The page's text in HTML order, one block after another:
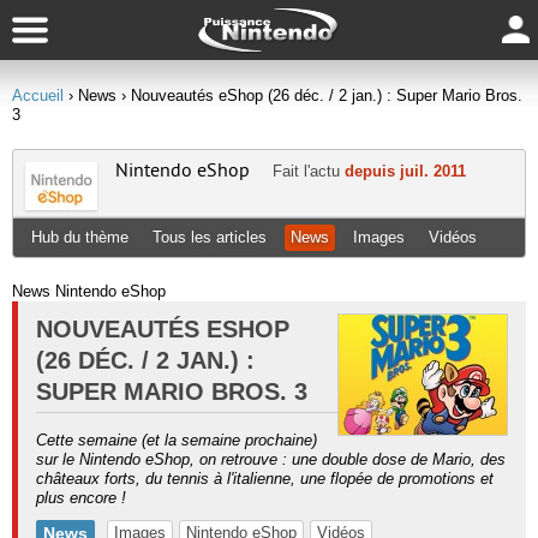
Accueil › News › Nouveautés eShop (26 déc. / 2 jan.) : Super Mario Bros.
3
Nintendo eShop Fait l'actu depuis juil. 2011
Hub du thème Tous les articles News Images Vidéos
News Nintendo eShop
NOUVEAUTÉS ESHOP
(26 DÉC. / 2 JAN.) :
SUPER MARIO BROS. 3
Cette semaine (et la semaine prochaine)
sur le Nintendo eShop, on retrouve : une double dose de Mario, des
châteaux forts, du tennis à l'italienne, une flopée de promotions et
plus encore !
News Images Nintendo eShop Vidéos